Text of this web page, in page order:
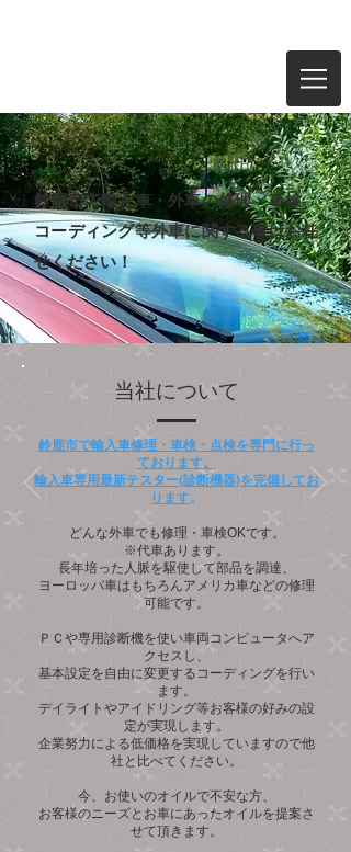
当社について
鈴鹿市で輸入車修理・車検・点検を専門に行っ
ております。
輸入車専用最新テスター(診断機器)を完備してお
ります。
どんな外車でも修理・車検OKです。
※代車あります。
長年培った人脈を駆使して部品を調達、
ヨーロッパ車はもちろんアメリカ車などの修理
可能です。
ＰＣや専用診断機を使い車両コンピュータへア
クセスし、
基本設定を自由に変更するコーディングを行い
ます。
デイライトやアイドリング等お客様の好みの設
定が実現します。
企業努力による低価格を実現していますので他
社と比べてください。
​​今、お使いのオイルで不安な方、
お客様のニーズとお車にあったオイルを提案さ
せて頂きます。
​鈴鹿市で輸入車・外車の修理・車検、
コーディング等外車に関する事はお任
せください！​